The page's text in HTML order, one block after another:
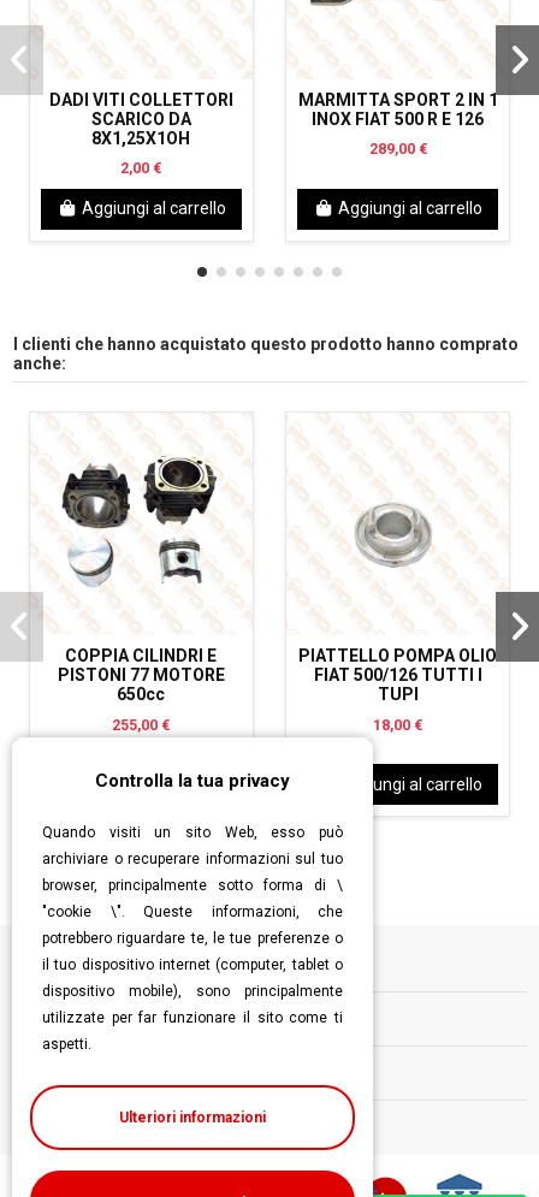
DADI VITI COLLETTORI
SCARICO DA
8X1,25X1OH
2,00 €
Aggiungi al carrello
MARMITTA SPORT 2 IN 1
INOX FIAT 500 R E 126
289,00 €
Aggiungi al carrello
I clienti che hanno acquistato questo prodotto hanno comprato
anche:
COPPIA CILINDRI E
PISTONI 77 MOTORE
650cc
255,00 €
Aggiungi al carrello
PIATTELLO POMPA OLIO
FIAT 500/126 TUTTI I
TUPI
18,00 €
Aggiungi al carrello
Informazioni
Follow us
Controlla la tua privacy
Quando visiti un sito Web, esso può
archiviare o recuperare informazioni sul tuo
browser, principalmente sotto forma di \
"cookie \". Queste informazioni, che
potrebbero riguardare te, le tue preferenze o
il tuo dispositivo internet (computer, tablet o
dispositivo mobile), sono principalmente
utilizzate per far funzionare il sito come ti
aspetti.
Ulteriori informazioni